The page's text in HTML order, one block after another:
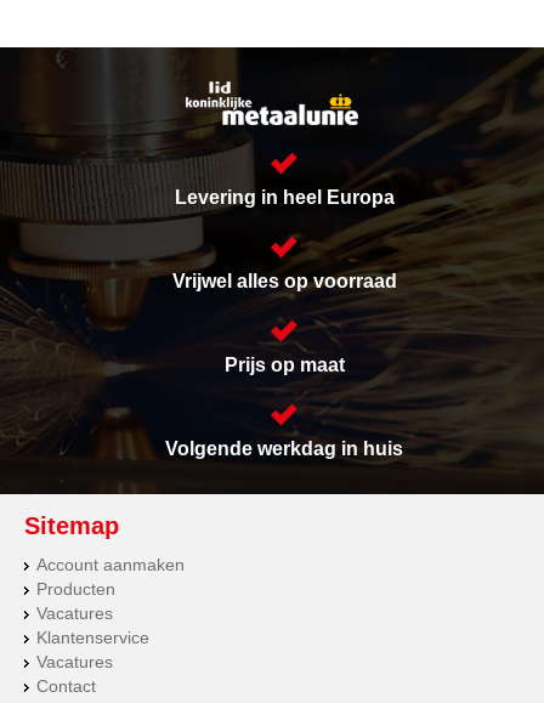
Levering in heel Europa
Vrijwel alles op voorraad
Prijs op maat
Volgende werkdag in huis
Sitemap
Account aanmaken
Producten
Vacatures
Klantenservice
Vacatures
Contact